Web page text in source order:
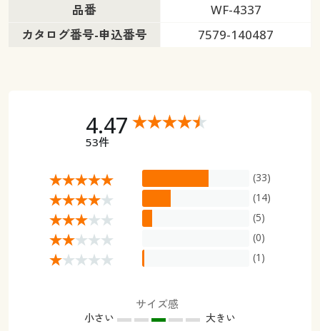
品番
WF-4337
カタログ番号-申込番号
7579-140487
4.47
53件
(33)
(14)
(5)
(0)
(1)
サイズ感
小さい 大きい